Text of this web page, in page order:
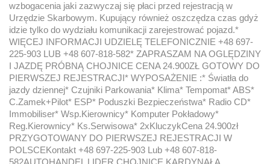
wzbogacenia jaki zazwyczaj się płaci przed rejestracją w
Urzędzie Skarbowym. Kupujący również oszczędza czas gdyż
idzie tylko do wydziału komunikacji zarejestrować pojazd.*
WIĘCEJ INFORMACJI UDZIELĘ TELEFONICZNIE +48 697-
225-903 LUB +48 607-818-582* ZAPRASZAM NA OGLĘDZINY
I JAZDĘ PRÓBNĄ CHOJNICE CENA 24.900ZŁ GOTOWY DO
PIERWSZEJ REJESTRACJI* WYPOSAŻENIE :* Światła do
jazdy dziennej* Czujniki Parkowania* Klima* Tempomat* ABS*
C.Zamek+Pilot* ESP* Poduszki Bezpieczeństwa* Radio CD*
Immobiliser* Wsp.Kierownicy* Komputer Pokładowy*
Reg.Kierownicy* Ks.Serwisowa* 2xKluczykCena 24.900zł
PRZYGOTOWANY DO PIERWSZEJ REJESTRACJI W
POLSCEKontakt +48 697-225-903 Lub +48 607-818-